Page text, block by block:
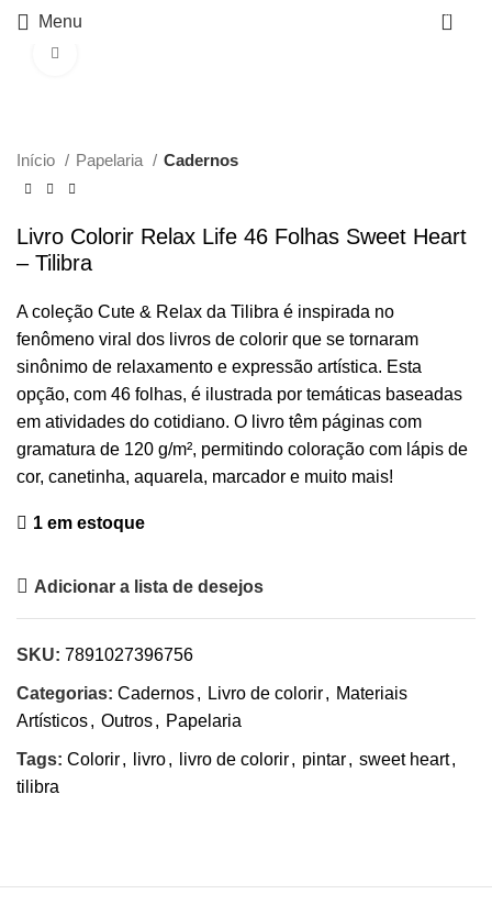
Menu 0
Início Papelaria Cadernos
Livro Colorir Relax Life 46 Folhas Sweet Heart
– Tilibra
A coleção Cute & Relax da Tilibra é inspirada no
fenômeno viral dos livros de colorir que se tornaram
sinônimo de relaxamento e expressão artística. Esta
opção, com 46 folhas, é ilustrada por temáticas baseadas
em atividades do cotidiano. O livro têm páginas com
gramatura de 120 g/m², permitindo coloração com lápis de
cor, canetinha, aquarela, marcador e muito mais!
1 em estoque
Adicionar a lista de desejos
SKU: 7891027396756
Categorias: Cadernos, Livro de colorir, Materiais
Artísticos, Outros, Papelaria
Tags: Colorir, livro, livro de colorir, pintar, sweet heart,
tilibra